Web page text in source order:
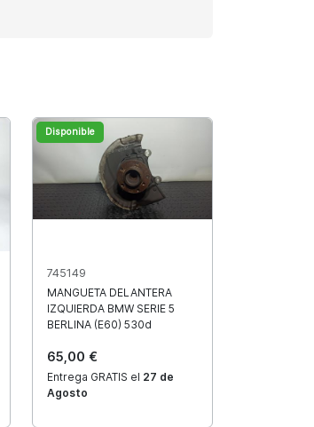
Disponible
745149
MANGUETA DELANTERA
IZQUIERDA BMW SERIE 5
BERLINA (E60) 530d
65,00 €
Entrega GRATIS el 27 de
Agosto